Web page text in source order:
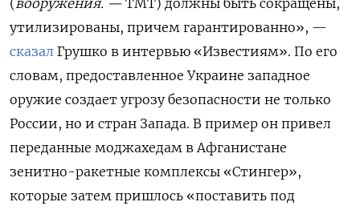
утилизированы, причем гарантированно», —
сказал Грушко в интервью «Известиям». По его
словам, предоставленное Украине западное
оружие создает угрозу безопасности не только
России, но и стран Запада. В пример он привел
переданные моджахедам в Афганистане
зенитно-ракетные комплексы «Стингер»,
которые затем пришлось «поставить под